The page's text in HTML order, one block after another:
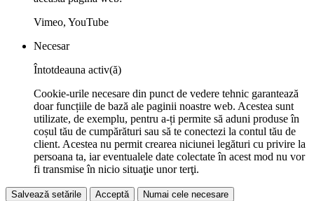
Vimeo, YouTube
Necesar
Întotdeauna activ(ă)
Cookie-urile necesare din punct de vedere tehnic garantează
doar funcțiile de bază ale paginii noastre web. Acestea sunt
utilizate, de exemplu, pentru a-ți permite să aduni produse în
coșul tău de cumpărături sau să te conectezi la contul tău de
client. Acestea nu permit crearea niciunei legături cu privire la
persoana ta, iar eventualele date colectate în acest mod nu vor
fi transmise în nicio situaţie unor terţi.
Salvează setările Acceptă Numai cele necesare